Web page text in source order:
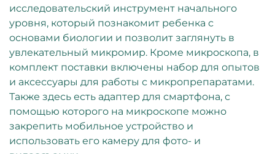
исследовательский инструмент начального
уровня, который познакомит ребенка с
основами биологии и позволит заглянуть в
увлекательный микромир. Кроме микроскопа, в
комплект поставки включены набор для опытов
и аксессуары для работы с микропрепаратами.
Также здесь есть адаптер для смартфона, с
помощью которого на микроскопе можно
закрепить мобильное устройство и
использовать его камеру для фото- и